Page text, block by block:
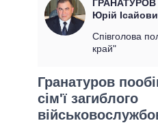
ДУМКИ
ОГЛЯДИ
ДАЙДЖЕСТИ
УСІ ПОЛІТИКИ
ПРЕЗИДЕНТ І ОФІС
ВЕРХОВНА РАДА
ГОЛОВИ
МЕРИ МІСТ
ГРАНАТУРОВ
Юрій
Співголова
край"
Гранатуров
сім'ї загиблого